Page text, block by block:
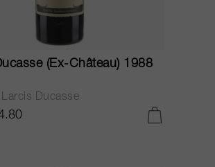
(Ex-Château) 1988
Ducasse